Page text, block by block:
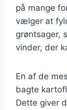
på mange
vælger at
grøntsager,
vinder, der
En af de
bagte
Dette giver